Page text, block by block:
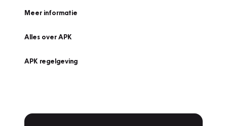
Meer informatie
Alles over APK
APK regelgeving